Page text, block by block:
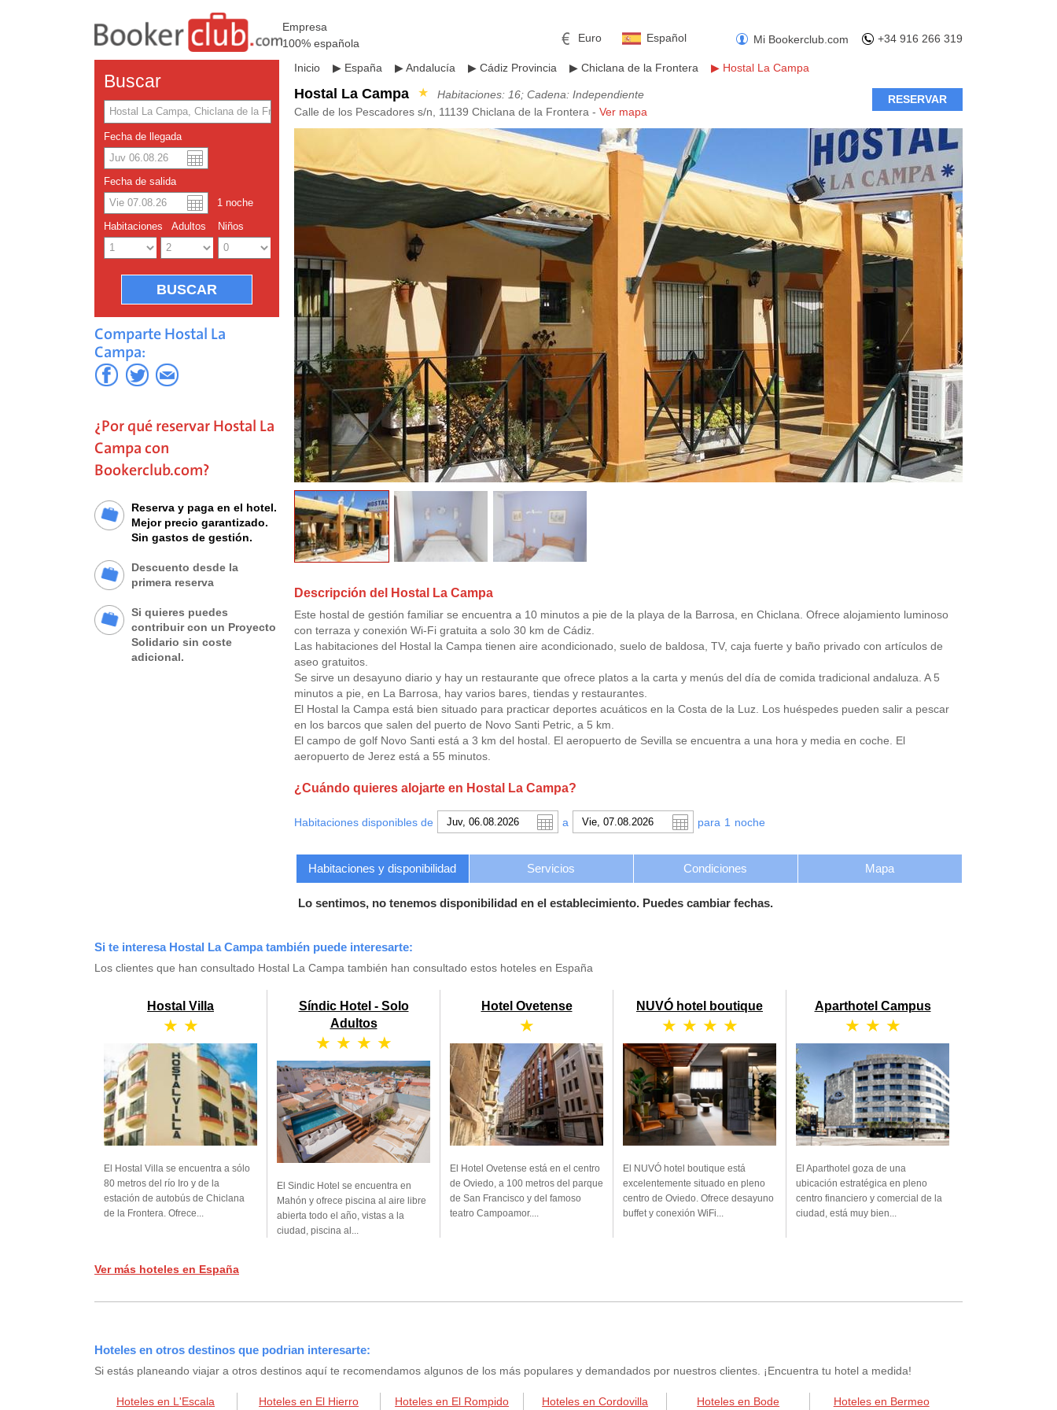
Empresa
100% española
+34 916 266 319
Mi Bookerclub.com
Español
English
Euro
Dolar americano Libra esterlina Rublo ruso
Yen japonés Peso mexicano
Buscar
Fecha de llegada
Fecha de salida
1 noche
Habitaciones Adultos Niños
Comparte Hostal La
Campa:
¿Por qué reservar Hostal La
Campa con
Bookerclub.com?
Reserva y paga en el hotel.
Mejor precio garantizado.
Sin gastos de gestión.
Descuento desde la
primera reserva
Si quieres puedes
contribuir con un Proyecto
Solidario sin coste
adicional.
Inicio ▶ España ▶Andalucía ▶ Cádiz Provincia ▶ Chiclana de la Frontera ▶ Hostal La Campa
Hostal La Campa ★
Habitaciones: 16; Cadena: Independiente
Calle de los Pescadores s/n, 11139 Chiclana de la Frontera - Ver mapa
RESERVAR
Descripción del Hostal La Campa
Este hostal de gestión familiar se encuentra a 10 minutos a pie de la playa de la Barrosa, en Chiclana. Ofrece alojamiento luminoso
con terraza y conexión Wi-Fi gratuita a solo 30 km de Cádiz.
Las habitaciones del Hostal la Campa tienen aire acondicionado, suelo de baldosa, TV, caja fuerte y baño privado con artículos de
aseo gratuitos.
Se sirve un desayuno diario y hay un restaurante que ofrece platos a la carta y menús del día de comida tradicional andaluza. A 5
minutos a pie, en La Barrosa, hay varios bares, tiendas y restaurantes.
El Hostal la Campa está bien situado para practicar deportes acuáticos en la Costa de la Luz. Los huéspedes pueden salir a pescar
en los barcos que salen del puerto de Novo Santi Petric, a 5 km.
El campo de golf Novo Santi está a 3 km del hostal. El aeropuerto de Sevilla se encuentra a una hora y media en coche. El
aeropuerto de Jerez está a 55 minutos.
¿Cuándo quieres alojarte en Hostal La Campa?
Habitaciones disponibles de a para 1 noche
Habitaciones y disponibilidad Servicios Condiciones Mapa
Lo sentimos, no tenemos disponibilidad en el establecimiento. Puedes cambiar fechas.
Si te interesa Hostal La Campa también puede interesarte:
Los clientes que han consultado Hostal La Campa también han consultado estos hoteles en España
Hostal Villa
★ ★
El Hostal Villa se encuentra a sólo
80 metros del río Iro y de la
estación de autobús de Chiclana
de la Frontera. Ofrece...
Síndic Hotel - Solo
Adultos
★ ★ ★ ★
El Sindic Hotel se encuentra en
Mahón y ofrece piscina al aire libre
abierta todo el año, vistas a la
ciudad, piscina al...
Hotel Ovetense
★
El Hotel Ovetense está en el centro
de Oviedo, a 100 metros del parque
de San Francisco y del famoso
teatro Campoamor....
NUVÓ hotel boutique
★ ★ ★ ★
El NUVÓ hotel boutique está
excelentemente situado en pleno
centro de Oviedo. Ofrece desayuno
buffet y conexión WiFi...
Aparthotel Campus
★ ★ ★
El Aparthotel goza de una
ubicación estratégica en pleno
centro financiero y comercial de la
ciudad, está muy bien...
Ver más hoteles en España
Hoteles en otros destinos que podrian interesarte:
Si estás planeando viajar a otros destinos aquí te recomendamos algunos de los más populares y demandados por nuestros clientes. ¡Encuentra tu hotel a medida!
Hoteles en L'Escala Hoteles en El Hierro Hoteles en El Rompido Hoteles en Cordovilla Hoteles en Bode Hoteles en Bermeo